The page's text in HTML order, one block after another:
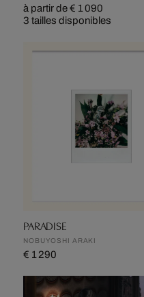
à partir de € 1 090
3 tailles disponibles
PARADISE
NOBUYOSHI ARAKI
€ 1 290